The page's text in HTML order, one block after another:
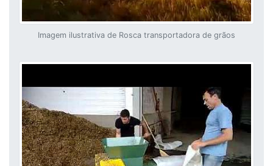
Imagem ilustrativa de Rosca transportadora de grãos